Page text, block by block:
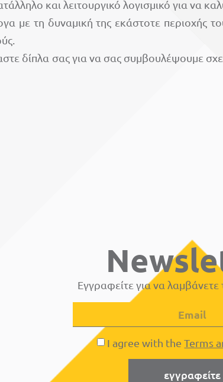
και λειτουργικό λογισμικό για να
με τη δυναμική της εκάστοτε περιοχής
δίπλα σας για να σας συμβουλέψουμε
Εγγραφείτε για να
I agree with theTerms
εγγραφείτε